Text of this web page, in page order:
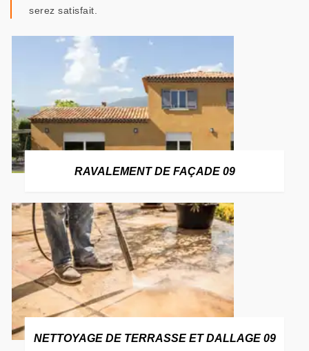
serez satisfait.
RAVALEMENT DE FAÇADE 09
NETTOYAGE DE TERRASSE ET DALLAGE 09